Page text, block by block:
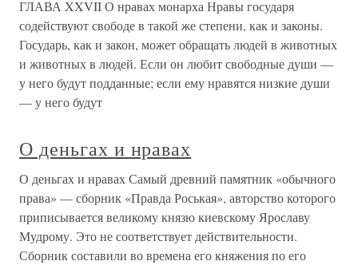
ГЛАВА XXVII О нравах монарха Нравы государя
содействуют свободе в такой же степени, как и законы.
Государь, как и закон, может обращать людей в животных
и животных в людей. Если он любит свободные души —
у него будут подданные; если ему нравятся низкие души
— у него будут
О деньгах и нравах
О деньгах и нравах Самый древний памятник «обычного
права» — сборник «Правда Роськая», авторство которого
приписывается великому князю киевскому Ярославу
Мудрому. Это не соответствует действительности.
Сборник составили во времена его княжения по его